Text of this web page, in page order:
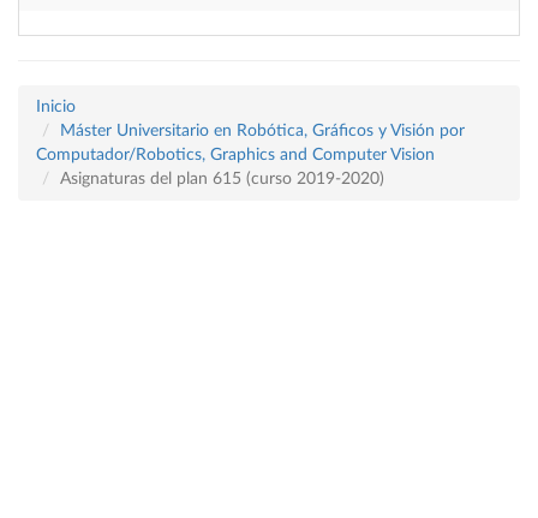
Inicio
Máster Universitario en Robótica, Gráficos y Visión por
Computador/Robotics, Graphics and Computer Vision
Asignaturas del plan 615 (curso 2019-2020)